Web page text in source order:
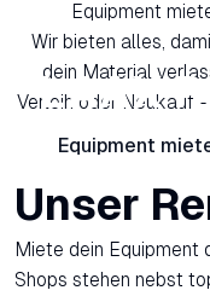
LAAX
Equipment
Equipment
Wir bieten alles,
dein Material
Verleih oder Neukauf
mit viel
Rental Angebote
Unser
Miete dein Equipment
Shops stehen nebst